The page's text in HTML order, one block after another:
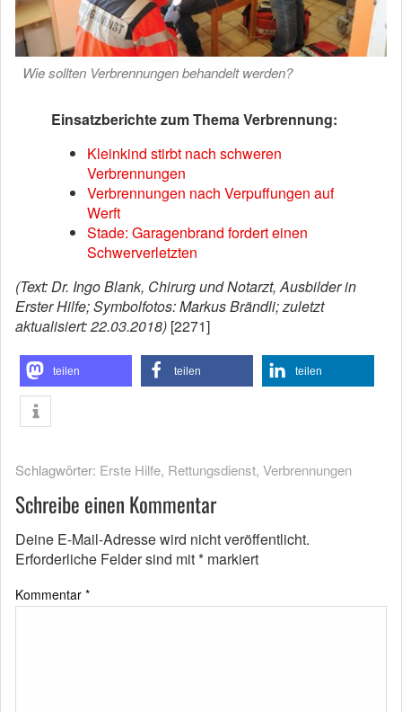
Wie sollten Verbrennungen behandelt werden?
Einsatzberichte zum Thema Verbrennung:
Kleinkind stirbt nach schweren
Verbrennungen
Verbrennungen nach Verpuffungen auf
Werft
Stade: Garagenbrand fordert einen
Schwerverletzten
(Text: Dr. Ingo Blank, Chirurg und Notarzt, Ausbilder in
Erster Hilfe; Symbolfotos: Markus Brändli; zuletzt
aktualisiert: 22.03.2018) [2271]
teilen teilen teilen
Schlagwörter: Erste Hilfe, Rettungsdienst, Verbrennungen
Schreibe einen Kommentar
Deine E-Mail-Adresse wird nicht veröffentlicht.
Erforderliche Felder sind mit* markiert
Kommentar *